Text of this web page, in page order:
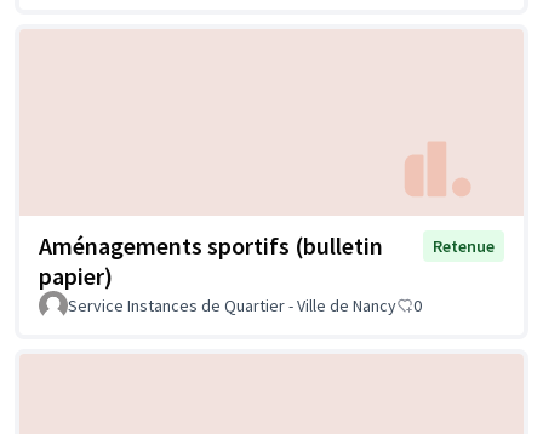
Aménagements sportifs (bulletin
papier)
Retenue
Service Instances de Quartier - Ville de Nancy 0